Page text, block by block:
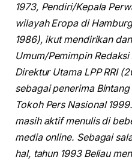
1973, Pendiri/Kepala
wilayah Eropa di
1986), ikut mendirikan
Umum/Pemimpin
Direktur Utama LPP RRI
sebagai penerima
Tokoh Pers Nasional
masih aktif menulis di
media online. Sebagai
hal, tahun 1993 Beliau